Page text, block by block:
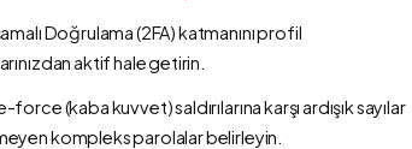
Doğrulama (2FA) katmanını profil
aktif hale getirin.
force (kaba kuvvet) saldırılarına karşı ardışık sayılar
kompleks parolalar belirleyin.